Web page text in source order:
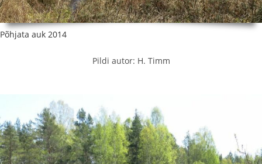
Põhjata auk 2014
Pildi autor: H. Timm